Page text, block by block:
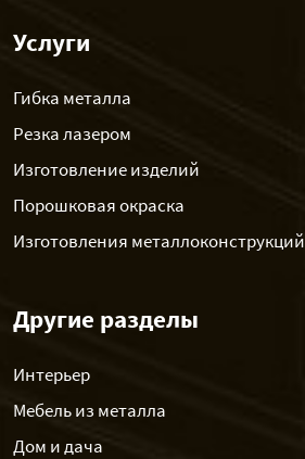
Услуги
Гибка металла
Резка лазером
Изготовление изделий
Порошковая окраска
Изготовления металлоконструкций
Другие разделы
Интерьер
Мебель из металла
Дом и дача